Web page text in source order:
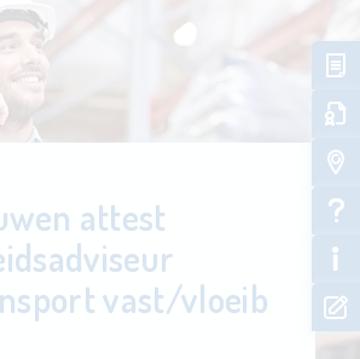
attest
vast/vloeib